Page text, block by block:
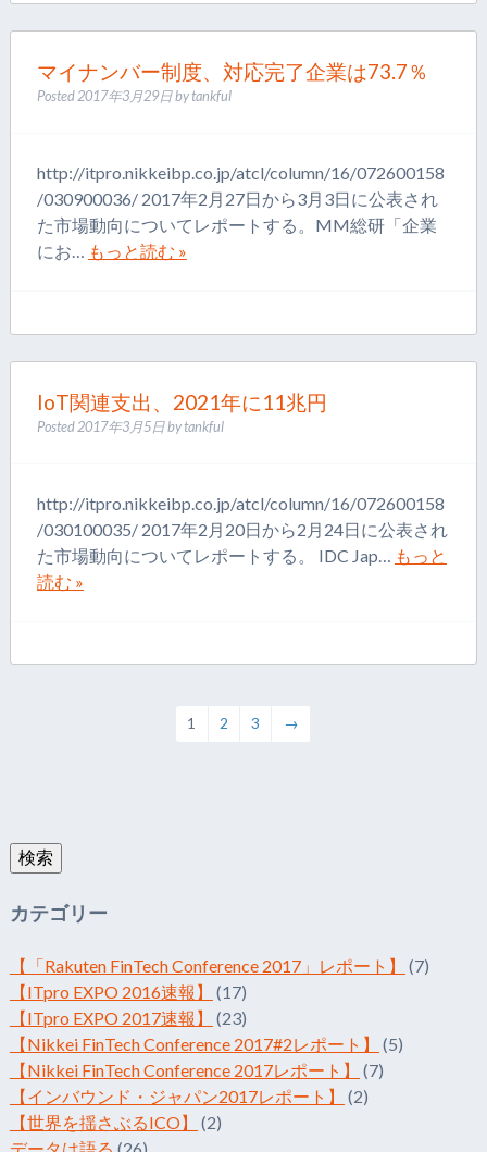
マイナンバー制度、対応完了企業は73.7％
Posted2017年3月29日bytankful
http://itpro.nikkeibp.co.jp/atcl/column/16/072600158
/030900036/ 2017年2月27日から3月3日に公表され
た市場動向についてレポートする。MM総研「企業
にお… もっと読む »
IoT関連支出、2021年に11兆円
Posted2017年3月5日bytankful
http://itpro.nikkeibp.co.jp/atcl/column/16/072600158
/030100035/ 2017年2月20日から2月24日に公表され
た市場動向についてレポートする。 IDC Jap…
もっと
読む »
1 2 3 →
検索
カテゴリー
【「Rakuten FinTech Conference 2017」レポート】
(7)
【ITpro EXPO 2016速報】
(17)
【ITpro EXPO 2017速報】
(23)
【Nikkei FinTech Conference 2017#2レポート】
(5)
【Nikkei FinTech Conference 2017レポート】
(7)
【インバウンド・ジャパン2017レポート】
(2)
【世界を揺さぶるICO】
(2)